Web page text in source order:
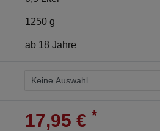
1250 g
ab 18 Jahre
17,95 € *